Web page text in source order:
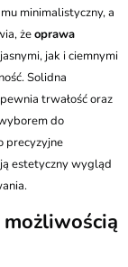
minimalistyczny, a
żeoprawa
jak i ciemnymi
Solidna
trwałość oraz
do
precyzyjne
estetyczny wygląd
możliwością